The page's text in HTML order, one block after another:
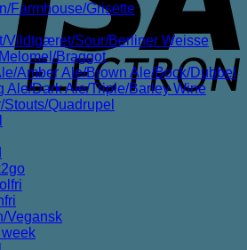
Farmhouse/Grisette
Vildtgæret/Sour/Berliner Weisse
Braggot
Amber Ale/Brown Ale/Bock/Dubbel
Ale/Dark Ale/Triple/Barley Wine
Stouts/Quadrupel
Vegansk
week